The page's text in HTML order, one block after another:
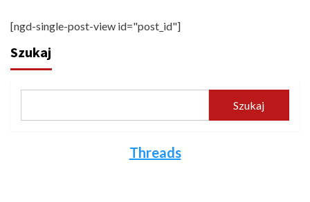
[ngd-single-post-view id="post_id"]
Szukaj
Szukaj
Threads